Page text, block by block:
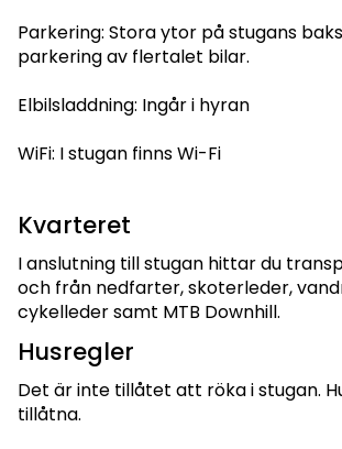
Parkering: Stora ytor på stugans
parkering av flertalet bilar.
Elbilsladdning: Ingår i hyran
WiFi: I stugan finns Wi-Fi
Kvarteret
I anslutning till stugan hittar du
och från nedfarter, skoterleder,
cykelleder samt MTB Downhill.
Husregler
Det är inte tillåtet att röka i stugan.
tillåtna.